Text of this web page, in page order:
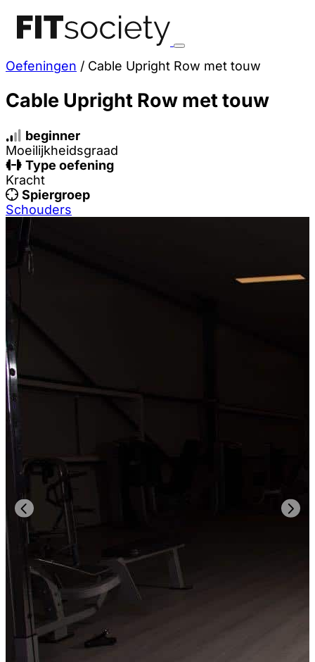
Oefeningen / Cable Upright Row met touw
Cable Upright Row met touw
beginner
Moeilijkheidsgraad
Type oefening
Kracht
Spiergroep
Schouders